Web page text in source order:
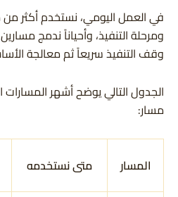
في العمل اليومي، نستخدم أكثر من
ومرحلة التنفيذ، وأحياناً ندمج
وقف التنفيذ سريعاً ثم معالجة
الجدول التالي يوضح أشهر
مسار:
المسار متى نستخدمه